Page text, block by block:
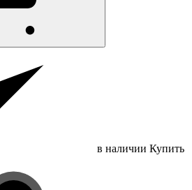
в наличии Купить